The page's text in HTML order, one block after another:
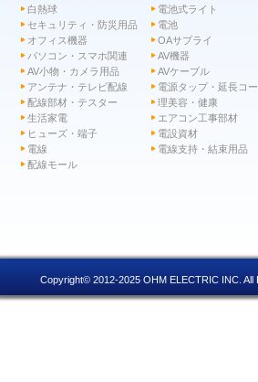
白熱球
電池式ライト
セキュリティ・防災用品
電池
オフィス機器
OAサプライ
パソコン・スマホ関連
AV機器
AV小物・カメラ用品
AVケーブル
アンテナ・テレビ配線
電源タップ・延長コ
配線部材・テスター
理美容・健康
生活家電
エアコン工事部材
ヒューズ・端子
電設資材
電線
電線支持・結束用品
配線モール
Copyright© 2012-2025 OHM ELECTRIC INC. All